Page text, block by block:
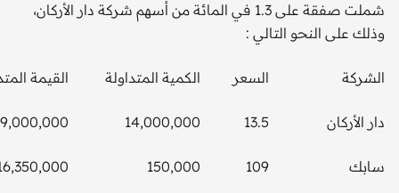
شملت صفقة على 1.3 في المائة من أسهم شركة دار الأركان،
النحو التالي :
الكمية المتداولة القيمة المتداولة
14,000,000
189,000,000
150,000
16,350,000